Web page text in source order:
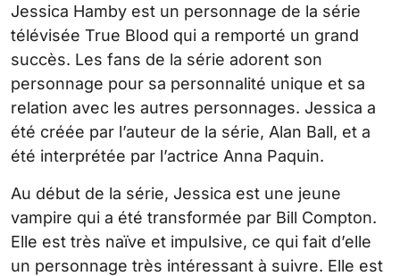
Jessica Hamby est un personnage de la série
télévisée True Blood qui a remporté un grand
succès. Les fans de la série adorent son
personnage pour sa personnalité unique et sa
relation avec les autres personnages. Jessica a
été créée par l’auteur de la série, Alan Ball, et a
été interprétée par l’actrice Anna Paquin.
Au début de la série, Jessica est une jeune
vampire qui a été transformée par Bill Compton.
Elle est très naïve et impulsive, ce qui fait d’elle
un personnage très intéressant à suivre. Elle est